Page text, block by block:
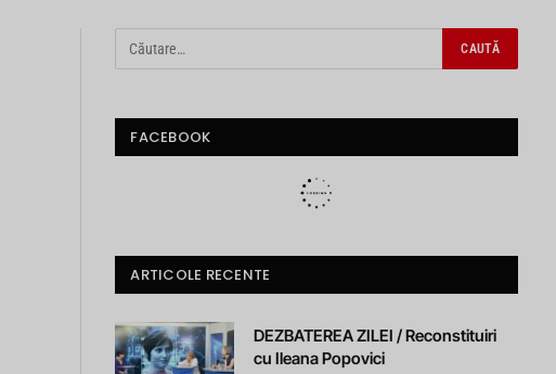
FACEBOOK
ARTICOLE RECENTE
DEZBATEREA ZILEI / Reconstituiri
cu Ileana Popovici